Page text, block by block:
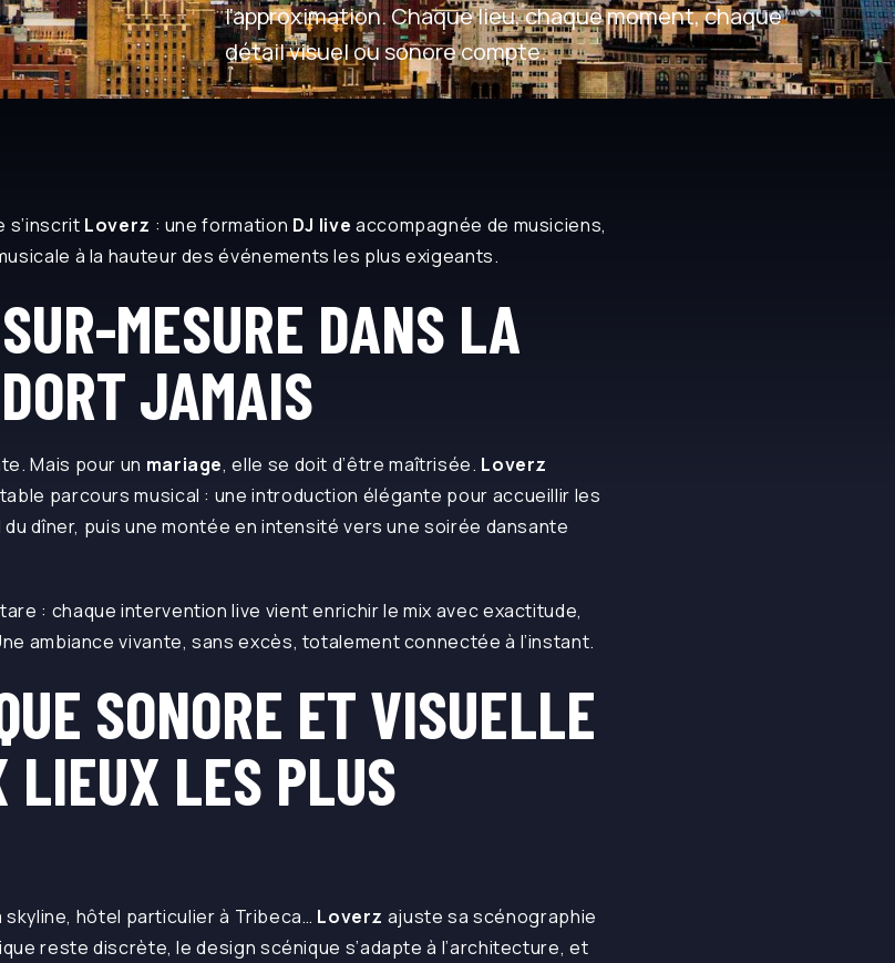
l’approximation. Chaque lieu, chaque moment, chaque
détail visuel ou sonore compte.
s’inscrit Loverz : une formation DJ live accompagnée de musiciens,
à la hauteur des événements les plus exigeants.
MESURE DANS LA
JAMAIS
Mais pour un mariage, elle se doit d’être maîtrisée. Loverz
parcours musical : une introduction élégante pour accueillir les
dîner, puis une montée en intensité vers une soirée dansante
: chaque intervention live vient enrichir le mix avec exactitude,
ambiance vivante, sans excès, totalement connectée à l’instant.
SONORE ET VISUELLE
LIEUX LES PLUS
hôtel particulier à Tribeca… Loverz ajuste sa scénographie
reste discrète, le design scénique s’adapte à l’architecture, et